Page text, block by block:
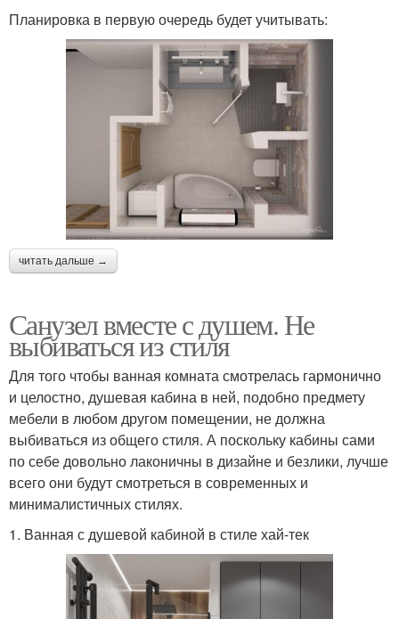
Планировка в первую очередь будет учитывать:
читать дальше →
Санузел вместе с душем. Не
выбиваться из стиля
Для того чтобы ванная комната смотрелась гармонично
и целостно, душевая кабина в ней, подобно предмету
мебели в любом другом помещении, не должна
выбиваться из общего стиля. А поскольку кабины сами
по себе довольно лаконичны в дизайне и безлики, лучше
всего они будут смотреться в современных и
минималистичных стилях.
1. Ванная с душевой кабиной в стиле хай-тек